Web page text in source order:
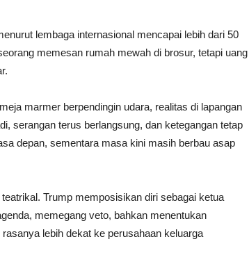
lembaga internasional mencapai lebih dari 50
memesan rumah mewah di brosur, tetapi uang
marmer berpendingin udara, realitas di lapangan
serangan terus berlangsung, dan ketegangan tetap
depan, sementara masa kini masih berbau asap
Trump memposisikan diri sebagai ketua
memegang veto, bahkan menentukan
lebih dekat ke perusahaan keluarga